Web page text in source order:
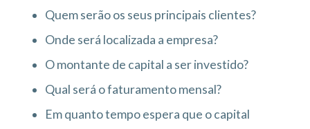
Quem serão os seus principais clientes?
Onde será localizada a empresa?
O montante de capital a ser investido?
Qual será o faturamento mensal?
Em quanto tempo espera que o capital